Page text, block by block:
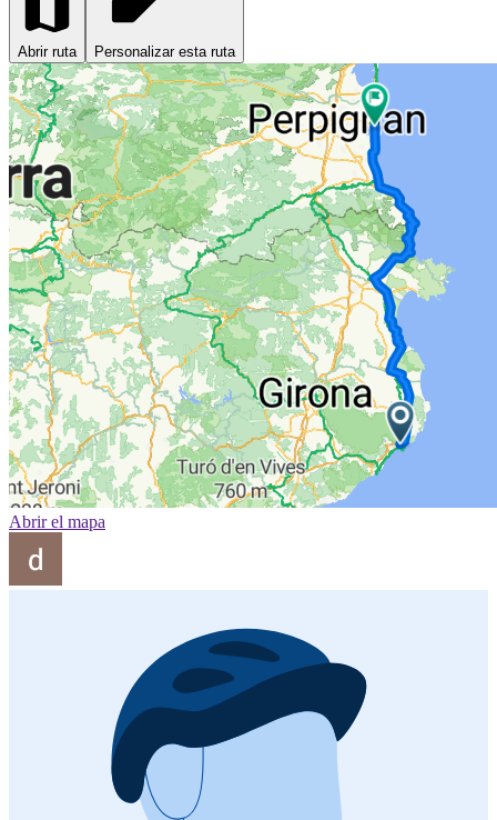
Abrir ruta Personalizar esta ruta
Abrir el mapa